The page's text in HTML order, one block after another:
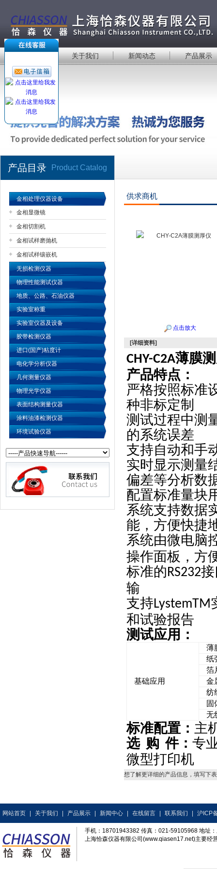
公司名称
关于我们 新闻动态 产品展示
产品目录 Product Catalog
金相处理仪器设备
金相显微镜
金相切割机
金相试样磨抛机
金相试样镶嵌机
无损检测仪器
物理性能测试仪器
地质、公路、石油仪器
实验室称重
实验室仪器及设备
胶带检测仪器
进口(国产)粘度计
电化学分析仪器
几何测量仪器
物理光学仪器
表面结构测量仪器
涂料油漆检测仪器
环境试验仪器
供求商机
点击放大
[详细资料]
CHY-C2A薄膜
产品特点：
严格按照标准
种非标定制
测试过程中测
的系统误差
支持自动和手
实时显示测量
偏差等分析数
配置标准量块
系统支持数据
能，方便快捷
系统由微电脑
操作面板，方
标准的RS232
输
支持LystemTM
和试验报告
测试应用：
基础应用
薄
纸
箔
金
纺
固
无
标准配置： 主
选 购 件： 专
微型打印机
想了解更详细的产品信息，填写下
网站首页 关于我们 产品展示 新闻中心 在线留言 联系我们 沪ICP
手机：18701943382 传真：021-59105968 地址
上海恰森仪器有限公司(www.qiasen17.net)主要经